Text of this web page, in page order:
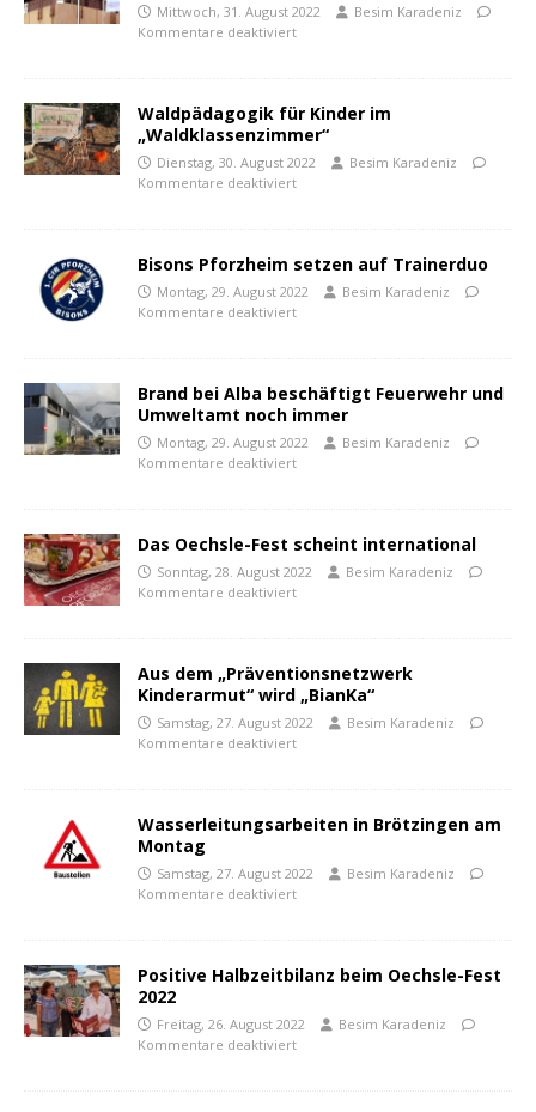
Mittwoch, 31. August 2022
Besim Karadeniz
Kommentare deaktiviert
Waldpädagogik für Kinder im
„Waldklassenzimmer“
Dienstag, 30. August 2022
Besim Karadeniz
Kommentare deaktiviert
Bisons Pforzheim setzen auf Trainerduo
Montag, 29. August 2022
Besim Karadeniz
Kommentare deaktiviert
Brand bei Alba beschäftigt Feuerwehr und
Umweltamt noch immer
Montag, 29. August 2022
Besim Karadeniz
Kommentare deaktiviert
Das Oechsle-Fest scheint international
Sonntag, 28. August 2022
Besim Karadeniz
Kommentare deaktiviert
Aus dem „Präventionsnetzwerk
Kinderarmut“ wird „BianKa“
Samstag, 27. August 2022
Besim Karadeniz
Kommentare deaktiviert
Wasserleitungsarbeiten in Brötzingen am
Montag
Samstag, 27. August 2022
Besim Karadeniz
Kommentare deaktiviert
Positive Halbzeitbilanz beim Oechsle-Fest
2022
Freitag, 26. August 2022
Besim Karadeniz
Kommentare deaktiviert